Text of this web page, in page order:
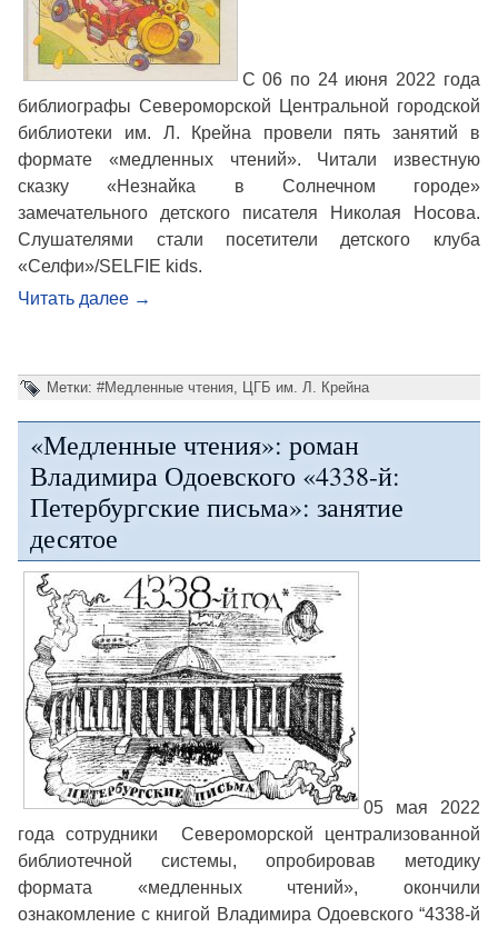
С 06 по 24 июня 2022 года
библиографы Североморской Центральной городской
библиотеки им. Л. Крейна провели пять занятий в
формате «медленных чтений». Читали известную
сказку «Незнайка в Солнечном городе»
замечательного детского писателя Николая Носова.
Слушателями стали посетители детского клуба
«Селфи»/SELFIE kids.
Читать далее →
Метки: #Медленные чтения ЦГБ им. Л. Крейна
«Медленные чтения»: роман
Владимира Одоевского «4338-й:
Петербургские письма»: занятие
десятое
05 мая 2022
года сотрудники Североморской централизованной
библиотечной системы, опробировав методику
формата «медленных чтений», окончили
ознакомление с книгой Владимира Одоевского “4338-й